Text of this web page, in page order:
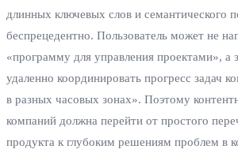
длинных ключевых слов и семантического
беспрецедентно. Пользователь может не
«программу для управления проектами», а
удаленно координировать прогресс задач
в разных часовых зонах». Поэтому
компаний должна перейти от простого
продукта к глубоким решениям проблем в